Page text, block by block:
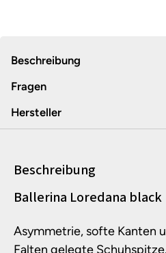
Beschreibung
Fragen
Hersteller
Beschreibung
Produktinformationen
Ballerina Loredana black
Asymmetrie, softe Kanten
Falten gelegte